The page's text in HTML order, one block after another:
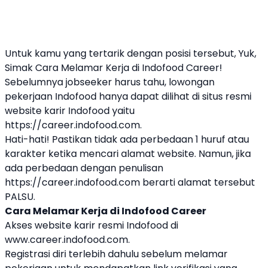
Untuk kamu yang tertarik dengan posisi tersebut, Yuk,
Simak Cara Melamar Kerja di Indofood Career!
Sebelumnya jobseeker harus tahu, lowongan
pekerjaan Indofood hanya dapat dilihat di situs resmi
website karir Indofood yaitu
https://career.indofood.com.
Hati-hati! Pastikan tidak ada perbedaan 1 huruf atau
karakter ketika mencari alamat website. Namun, jika
ada perbedaan dengan penulisan
https://career.indofood.com berarti alamat tersebut
PALSU.
Cara Melamar Kerja di Indofood Career
Akses website karir resmi Indofood di
www.career.indofood.com.
Registrasi diri terlebih dahulu sebelum melamar